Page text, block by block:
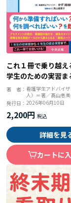
これ１冊で乗り越
学生のための実習ま
ク
著 者： 看護学生アドバイ
人）＝著／髙山恵
発行日：2026年06月10日
2,200円
詳細を見
カートに